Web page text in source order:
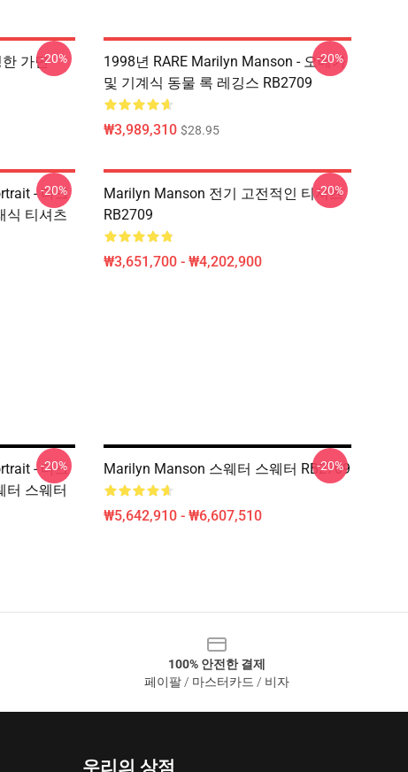
가면-20%
1998년 RARE Marilyn Manson - 오메가
및 기계식 동물 록 레깅스 RB2709
₩3,989,310 $28.95
-20%
- 다크
식 티셔츠
-20%
Marilyn Manson 전기 고전적인 티셔츠
RB2709
₩3,651,700 - ₩4,202,900
-20%
- 다크
터 스웨터
-20% Marilyn Manson 스웨터 스웨터 RB2709
₩5,642,910 - ₩6,607,510
-20%
100% 안전한 결제
페이팔 / 마스터카드 / 비자
우리의 상점